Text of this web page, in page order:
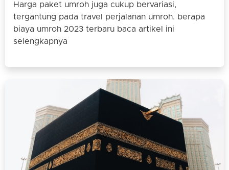
Harga paket umroh juga cukup bervariasi,
tergantung pada travel perjalanan umroh. berapa
biaya umroh 2023 terbaru baca artikel ini
selengkapnya